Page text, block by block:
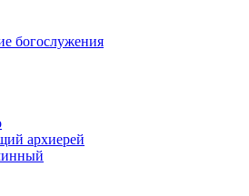
богослужения
архиерей